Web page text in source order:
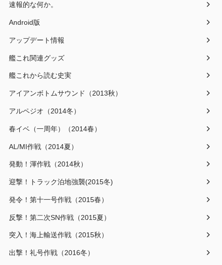
速報的な何か。
Android版
アップデート情報
艦これ関連グッズ
艦これから読む史実
アイアンボトムサウンド（2013秋）
アルペジオ（2014冬）
春イベ（一周年）（2014春）
AL/MI作戦（2014夏）
発動！渾作戦（2014秋）
迎撃！トラック泊地強襲(2015冬)
発令！第十一号作戦（2015春）
反撃！第二次SN作戦（2015夏）
突入！海上輸送作戦（2015秋）
出撃！礼号作戦（2016冬）